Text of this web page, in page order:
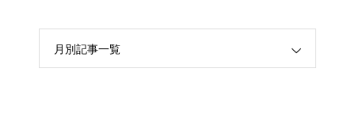
月別記事一覧